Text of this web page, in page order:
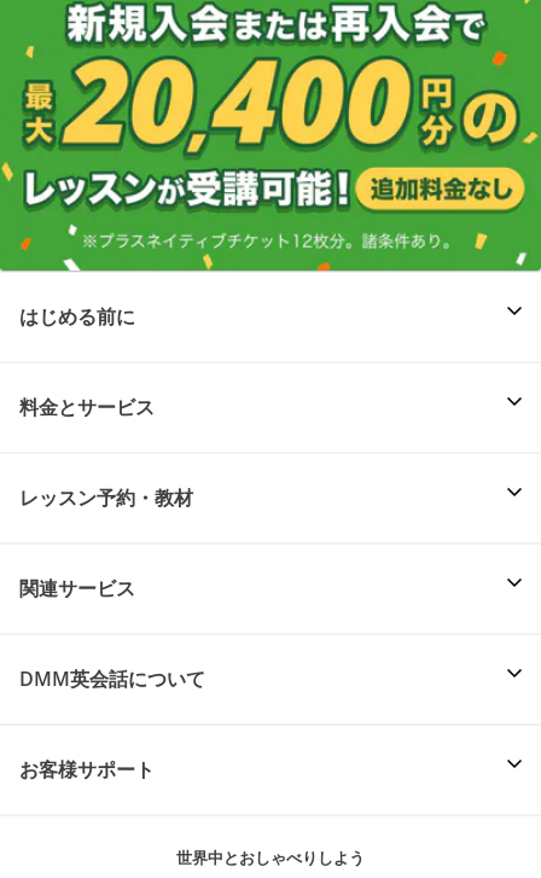
はじめる前に
料金とサービス
レッスン予約・教材
関連サービス
DMM英会話について
お客様サポート
世界中とおしゃべりしよう